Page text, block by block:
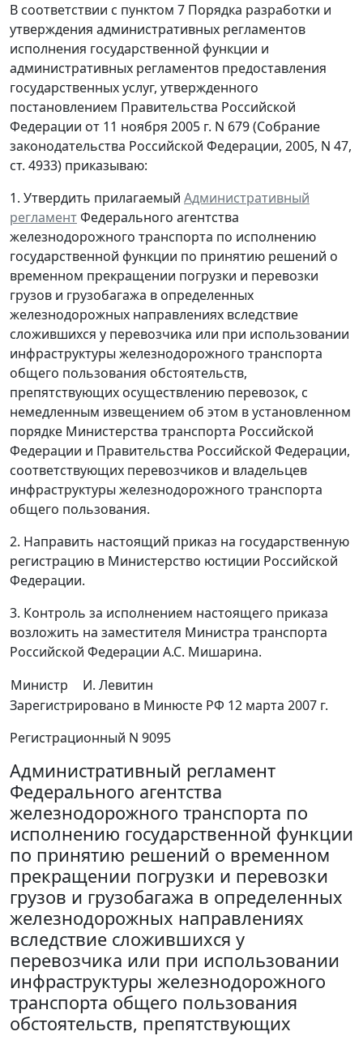
В соответствии с пунктом 7 Порядка разработки и
утверждения административных регламентов
исполнения государственной функции и
административных регламентов предоставления
государственных услуг, утвержденного
постановлением Правительства Российской
Федерации от 11 ноября 2005 г. N 679 (Собрание
законодательства Российской Федерации, 2005, N 47,
ст. 4933) приказываю:
1. Утвердить прилагаемый Административный
регламентФедерального агентства
железнодорожного транспорта по исполнению
государственной функции по принятию решений о
временном прекращении погрузки и перевозки
грузов и грузобагажа в определенных
железнодорожных направлениях вследствие
сложившихся у перевозчика или при использовании
инфраструктуры железнодорожного транспорта
общего пользования обстоятельств,
препятствующих осуществлению перевозок, с
немедленным извещением об этом в установленном
порядке Министерства транспорта Российской
Федерации и Правительства Российской Федерации,
соответствующих перевозчиков и владельцев
инфраструктуры железнодорожного транспорта
общего пользования.
2. Направить настоящий приказ на государственную
регистрацию в Министерство юстиции Российской
Федерации.
3. Контроль за исполнением настоящего приказа
возложить на заместителя Министра транспорта
Российской Федерации А.С. Мишарина.
Министр
И. Левитин
Зарегистрировано в Минюсте РФ 12 марта 2007 г.
Регистрационный N 9095
Административный регламент
Федерального агентства
железнодорожного транспорта по
исполнению государственной функции
по принятию решений о временном
прекращении погрузки и перевозки
грузов и грузобагажа в определенных
железнодорожных направлениях
вследствие сложившихся у
перевозчика или при использовании
инфраструктуры железнодорожного
транспорта общего пользования
обстоятельств, препятствующих